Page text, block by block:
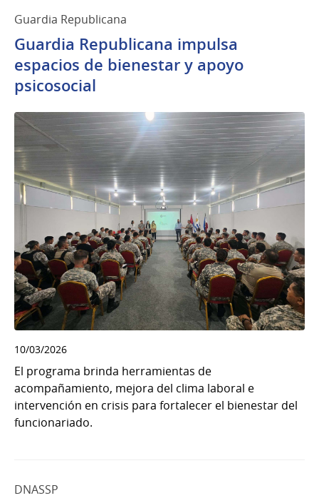
Guardia Republicana
Guardia Republicana impulsa
espacios de bienestar y apoyo
psicosocial
10/03/2026
El programa brinda herramientas de
acompañamiento, mejora del clima laboral e
intervención en crisis para fortalecer el bienestar del
funcionariado.
DNASSP